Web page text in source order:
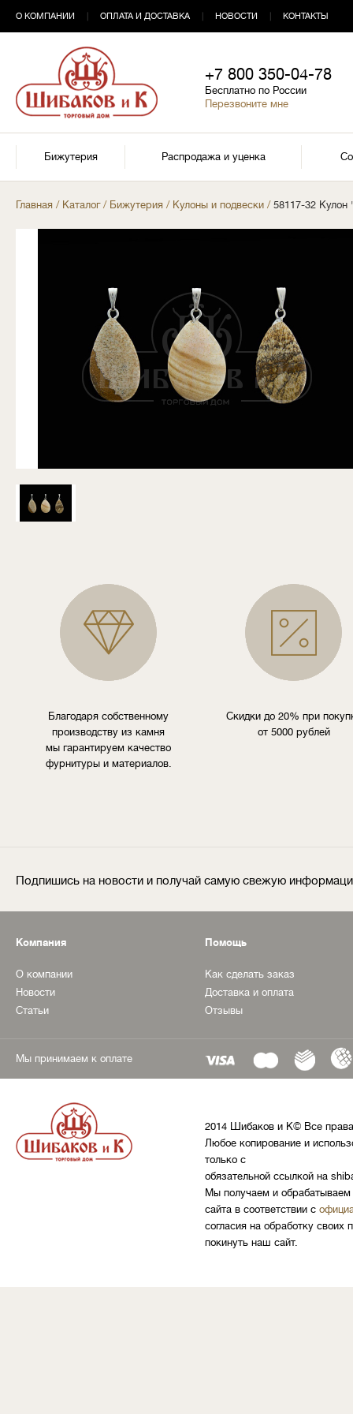
О КОМПАНИИ ОПЛАТА И ДОСТАВКА НОВОСТИ КОНТАКТЫ
+7 800 350-04-78
Бесплатно по России
Перезвоните мне
Бижутерия Распродажа и уценка
Главная / Каталог/ Бижутерия / Кулоны и подвески / 58117-32
Благодаря собственному
производству из камня
мы гарантируем качество
фурнитуры и материалов.
Скидки до 20% при
от 5000 рублей
Подпишись на новости и получай самую свежую
Компания
О компании
Новости
Статьи
Помощь
Как сделать заказ
Доставка и оплата
Отзывы
Мы принимаем к оплате
2014 Шибаков и К© Все
Любое копирование и
только с
обязательной ссылкой на
Мы получаем и обрабатываем
сайта в соответствии с
согласия на обработку
покинуть наш сайт.